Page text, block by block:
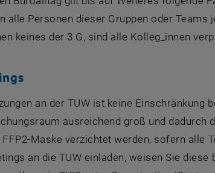
alle Personen dieser Gruppen oder
keines der 3 G, sind alle Kolleg_innen
an der TUW ist keine Einschränkung
ausreichend groß und dadurch
Maske verzichtet werden, sofern alle
an die TUW einladen, weisen Sie